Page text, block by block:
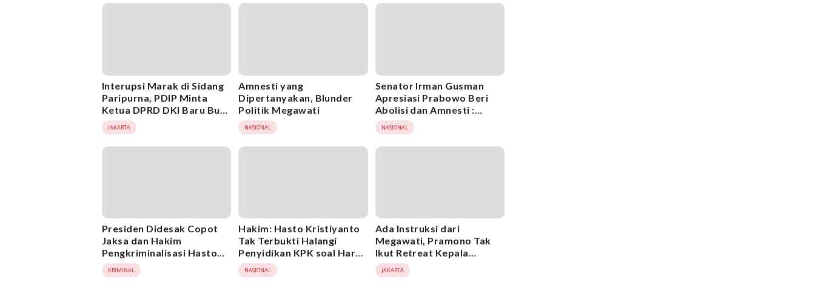
Interupsi Marak di Sidang
Paripurna, PDIP Minta
Ketua DPRD DKI Baru Buat
Aturan Jelas
JAKARTA
Amnesti yang
Dipertanyakan, Blunder
Politik Megawati
NASIONAL
Senator Irman Gusman
Apresiasi Prabowo Beri
Abolisi dan Amnesti :
Momentum Hentikan
Perselingkuhan Hukum dan
Politik
NASIONAL
Presiden Didesak Copot
Jaksa dan Hakim
Pengkriminalisasi Hasto
dan Tom Lembong
KRIMINAL
Hakim: Hasto Kristiyanto
Tak Terbukti Halangi
Penyidikan KPK soal Harun
Masiku
NASIONAL
Ada Instruksi dari
Megawati, Pramono Tak
Ikut Retreat Kepala
Daerah? Ini Kata Rano
JAKARTA